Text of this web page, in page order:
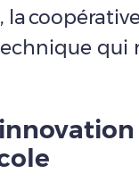
la
qui